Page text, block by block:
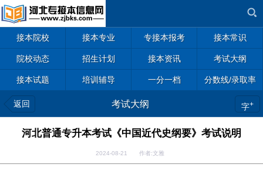
接本院校 接本专业 专接本报考 接本常识
院校动态 招生计划 接本资讯 考试大纲
接本试题 培训辅导 一分一档 分数线/录取率
返回 考试大纲 字+
河北普通专升本考试《中国近代史纲要》考试说明
2024-08-21 作者:文雅